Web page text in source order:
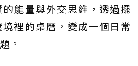
能量與外交思維，透過擺
裡的桌曆，變成一個日常
。